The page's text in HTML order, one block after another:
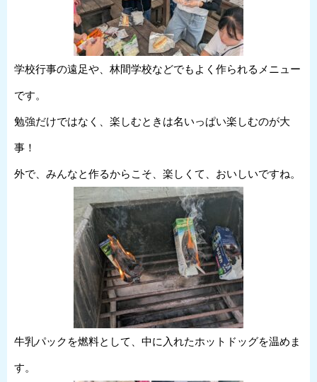
学校行事の遠足や、林間学校などでもよく作られるメニュー
です。
勉強だけではなく、楽しむときは名いっぱい楽しむのが大
事！
外で、みんなと作るからこそ、楽しくて、おいしいですね。
牛乳パックを燃料として、中に入れたホットドッグを温めま
す。